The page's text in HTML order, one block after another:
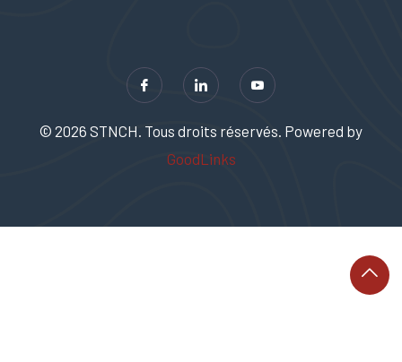
© 2026 STNCH. Tous droits réservés. Powered by
GoodLinks